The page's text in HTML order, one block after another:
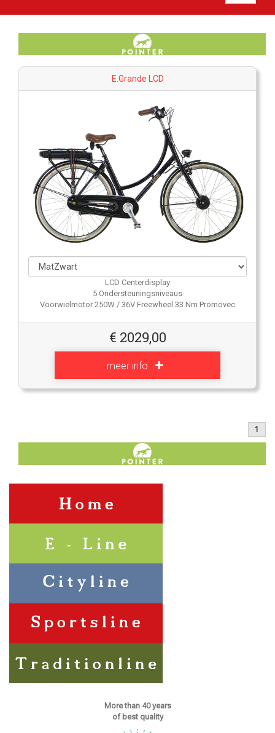
E.Grande LCD
LCD Centerdisplay
5 Ondersteuningsniveaus
Voorwielmotor 250W / 36V Freewheel 33 Nm Promovec
€ 2029,00
meer info
1
More than 40 years
of best quality